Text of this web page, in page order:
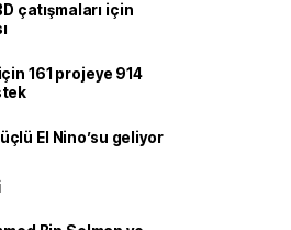
çatışmaları için
161 projeye 914
El Nino’su geliyor